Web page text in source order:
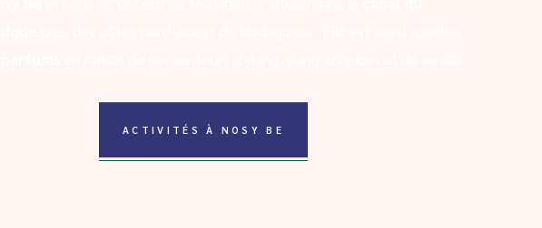
ACTIVITÉS À NOSY BE